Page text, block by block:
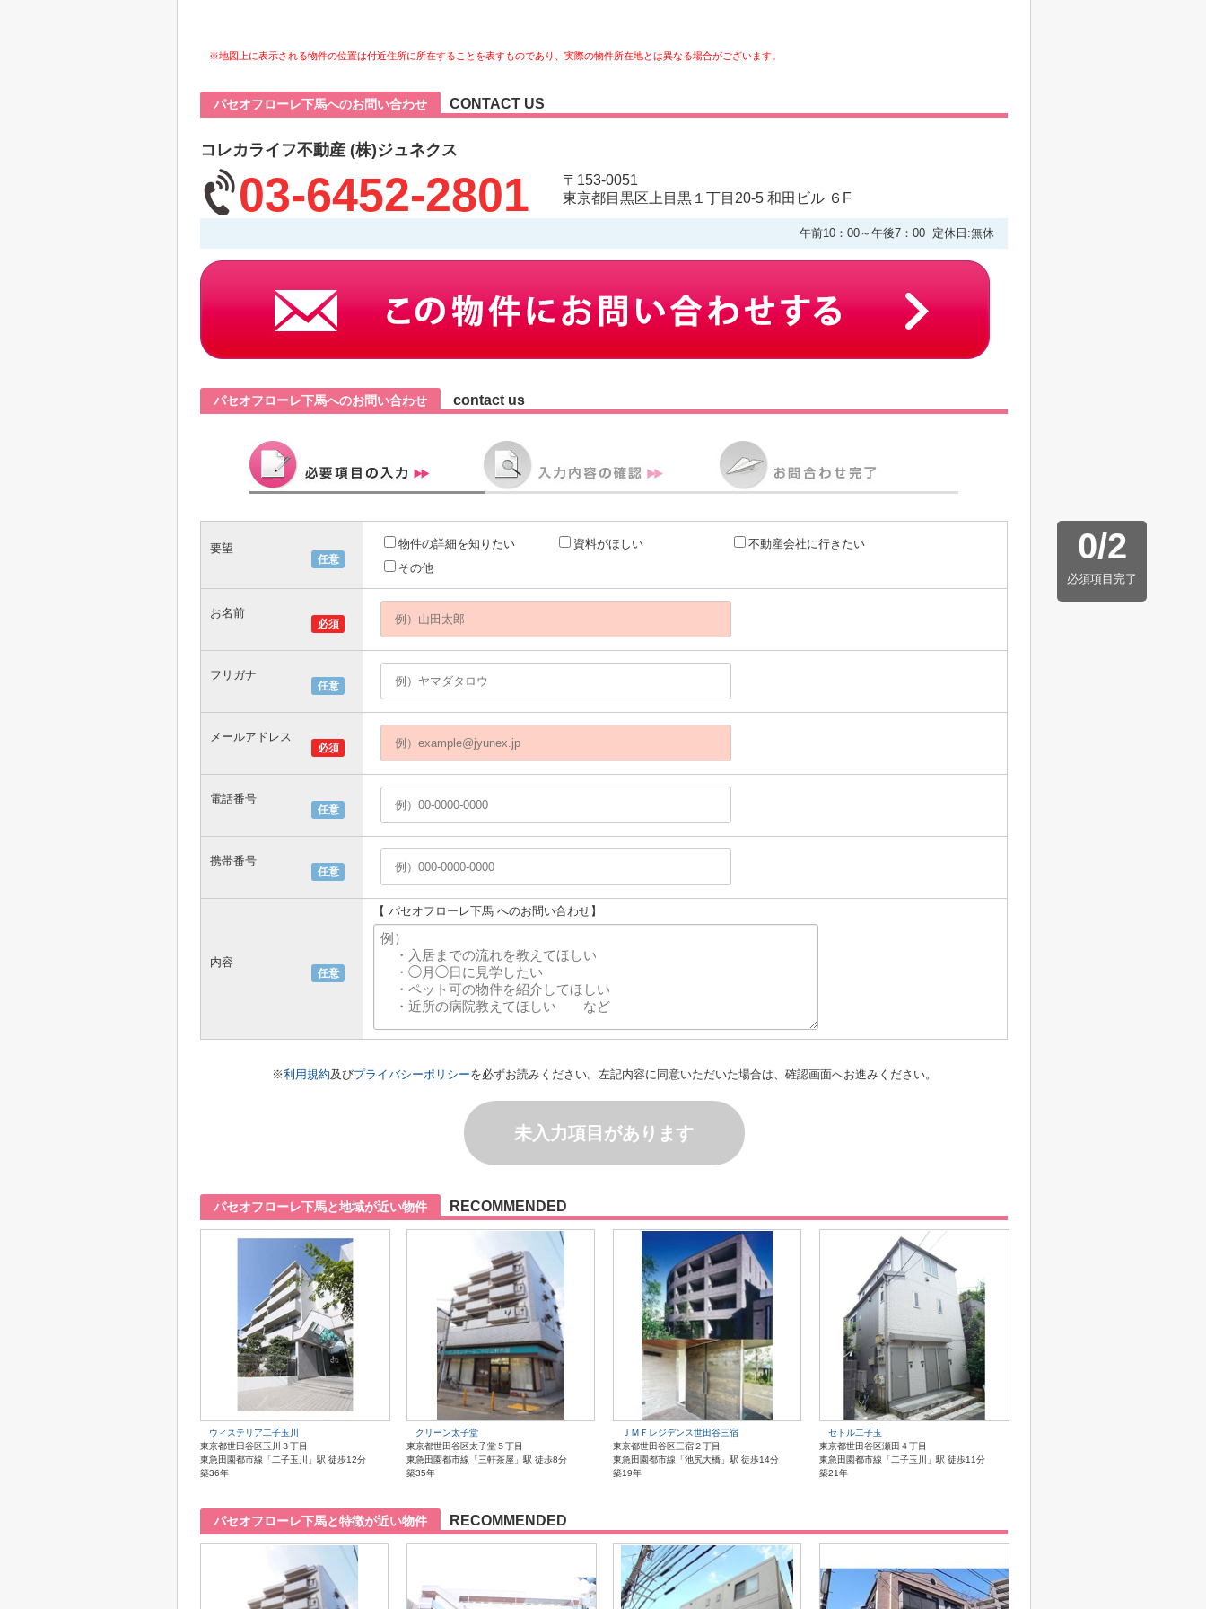
※地図上に表示される物件の位置は付近住所に所在することを表すものであり、実際の物件所在地とは異なる場合がございます。
パセオフローレ下馬へのお問い合わせ CONTACT US
コレカライフ不動産 (株)ジュネクス
03-6452-2801
〒153-0051
東京都目黒区上目黒１丁目20-5 和田ビル ６F
午前10：00～午後7：00 定休日:無休
パセオフローレ下馬へのお問い合わせ contact us
0/2
必須項目完了
任意
要望 物件の詳細を知りたい 資料がほしい
不動産会社に行きたい
その他
必須
お名前
任意
フリガナ
必須
メールアドレス
任意
電話番号
任意
携帯番号
任意
内容
【 パセオフローレ下馬 へのお問い合わせ】
※利用規約及びプライバシーポリシーを必ずお読みください。左記内容に同意いただいた場合は、確認画面へお進みください。
未入力項目があります
パセオフローレ下馬と地域が近い物件 RECOMMENDED
ウィステリア二子玉川
東京都世田谷区玉川３丁目
東急田園都市線「二子玉川」駅 徒歩12分
築36年
クリーン太子堂
東京都世田谷区太子堂５丁目
東急田園都市線「三軒茶屋」駅 徒歩8分
築35年
ＪＭＦレジデンス世田谷三宿
東京都世田谷区三宿２丁目
東急田園都市線「池尻大橋」駅 徒歩14分
築19年
セトル二子玉
東京都世田谷区瀬田４丁目
東急田園都市線「二子玉川」駅 徒歩11分
築21年
パセオフローレ下馬と特徴が近い物件 RECOMMENDED